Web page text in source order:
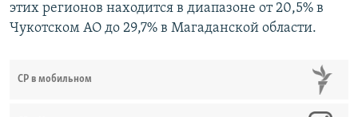
этих регионов находится в диапазоне от 20,5% в
Чукотском АО до 29,7% в Магаданской области.
СР в мобильном